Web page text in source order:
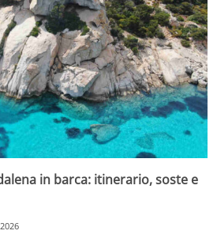
in barca: itinerario, soste e